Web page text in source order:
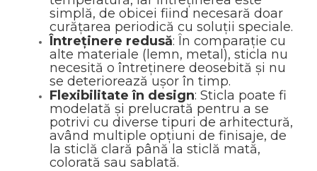
simplă, de obicei fiind necesară doar
curățarea periodică cu soluții speciale.
Întreținere redusă: În comparație cu
alte materiale (lemn, metal), sticla nu
necesită o întreținere deosebită și nu
se deteriorează ușor în timp.
Flexibilitate în design: Sticla poate fi
modelată și prelucrată pentru a se
potrivi cu diverse tipuri de arhitectură,
având multiple opțiuni de finisaje, de
la sticlă clară până la sticlă mată,
colorată sau sablată.